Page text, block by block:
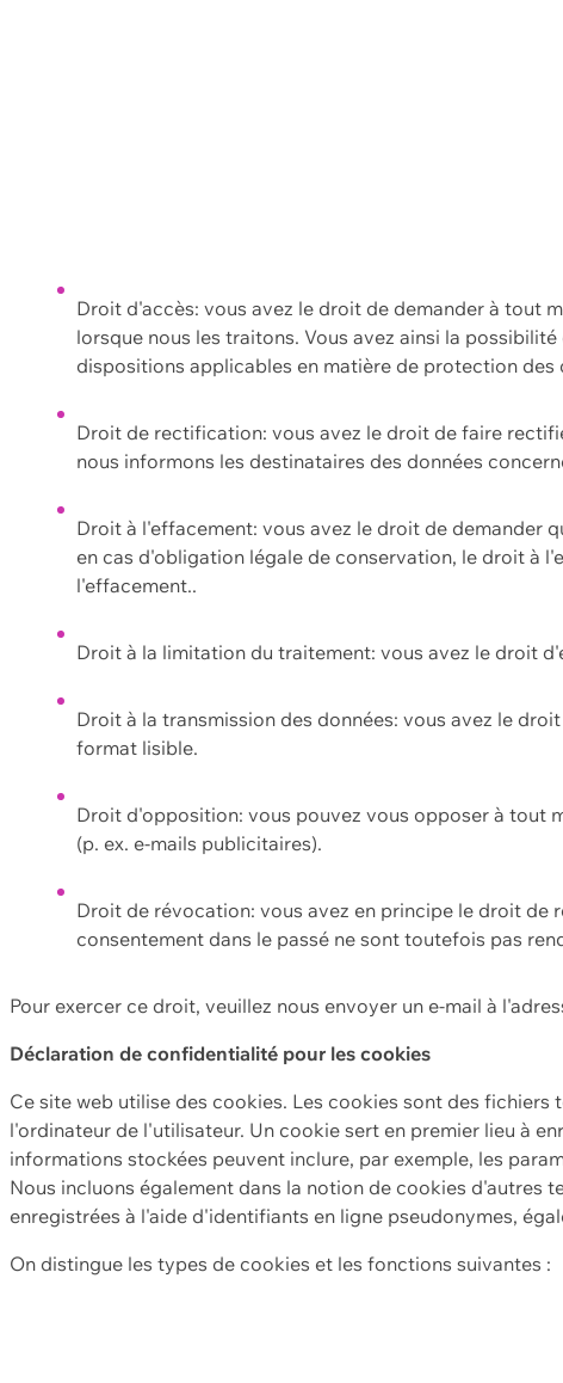
Droit d'accès: vous avez le droit de demander à tout
lorsque nous les traitons. Vous avez ainsi la
dispositions applicables en matière de protection des
Droit de rectification: vous avez le droit de faire
nous informons les destinataires des données
Droit à l'effacement: vous avez le droit de demander
en cas d'obligation légale de conservation, le droit à
l'effacement..
Droit à la limitation du traitement: vous avez le droit
Droit à la transmission des données: vous avez le
format lisible.
Droit d'opposition: vous pouvez vous opposer à tout
(p. ex. e-mails publicitaires).
Droit de révocation: vous avez en principe le droit de
consentement dans le passé ne sont toutefois pas
Pour exercer ce droit, veuillez nous envoyer un e-mail à
Déclaration de confidentialité pour les cookies
Ce site web utilise des cookies. Les cookies sont des
l'ordinateur de l'utilisateur. Un cookie sert en premier lieu à
informations stockées peuvent inclure, par exemple, les
Nous incluons également dans la notion de cookies d'autres
enregistrées à l'aide d'identifiants en ligne pseudonymes,
On distingue les types de cookies et les fonctions suivantes :